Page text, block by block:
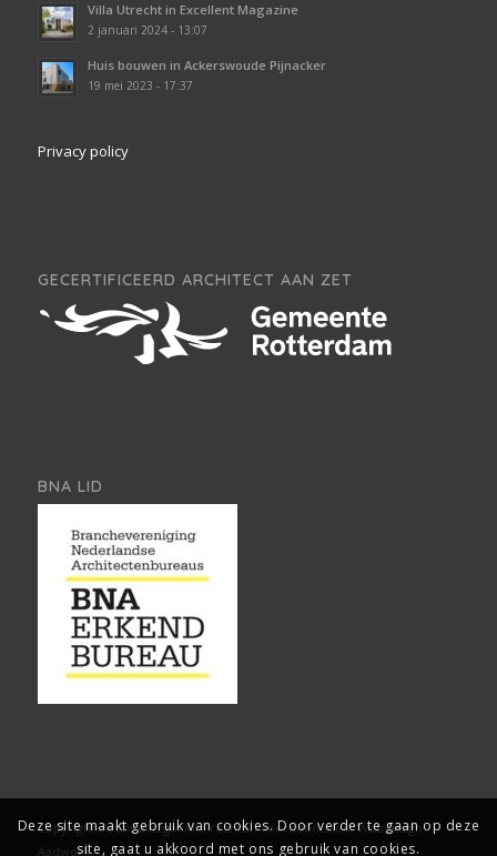
Villa Utrecht in Excellent Magazine
2 januari 2024 - 13:07
Huis bouwen in Ackerswoude Pijnacker
19 mei 2023 - 17:37
Privacy policy
GECERTIFICEERD ARCHITECT AAN ZET
BNA LID
Copyright, Architect2go. Alle rechten voorbehouden.Webdesign:
Aadwork
Deze site maakt gebruik van cookies. Door verder te gaan op deze
site, gaat u akkoord met ons gebruik van cookies.